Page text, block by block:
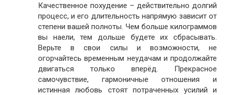
Качественное похудение – действительно долгий
процесс, и его длительность напрямую зависит от
степени вашей полноты. Чем больше килограммов
вы наели, тем дольше будете их сбрасывать.
Верьте в свои силы и возможности, не
огорчайтесь временным неудачам и продолжайте
двигаться только вперёд. Прекрасное
самочувствие, гармоничные отношения и
истинная любовь стоят потраченных усилий и